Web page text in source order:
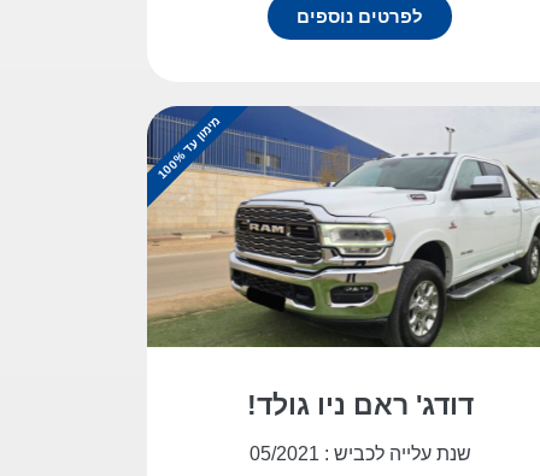
לפרטים נוספים
דודג' ראם ניו גולד!
שנת עלייה לכביש : 05/2021
מ
י
מ
ו
ן
ע
ד
1
0
0
%